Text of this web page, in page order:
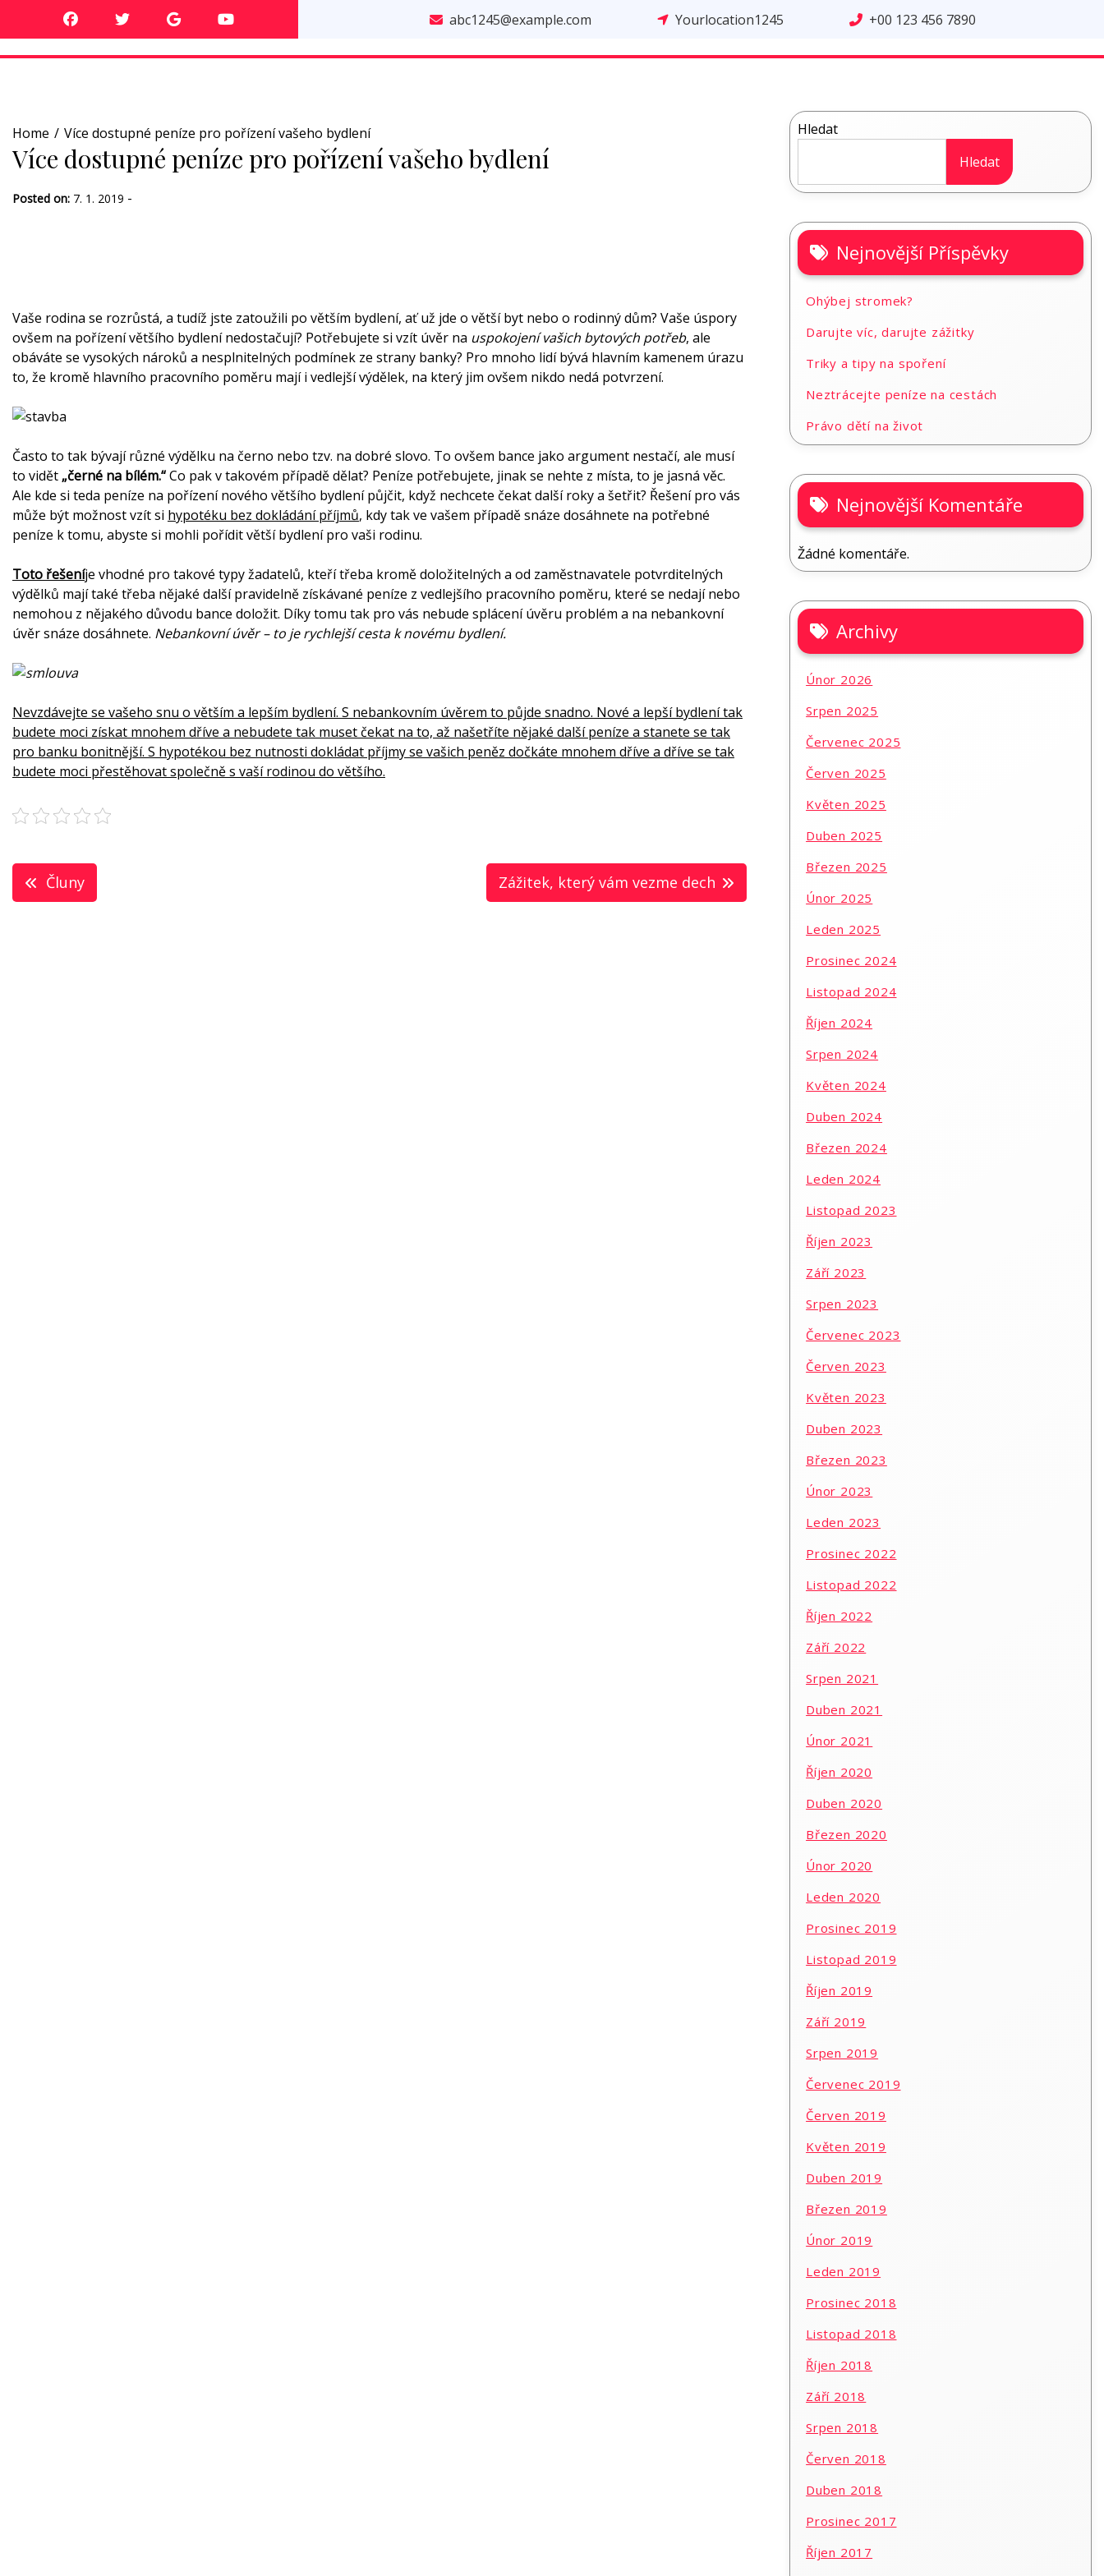
abc1245@example.com Yourlocation1245 +00 123 456 7890
Home Více dostupné peníze pro pořízení vašeho bydlení
Více dostupné peníze pro pořízení vašeho bydlení
Posted on: 7. 1. 2019 -
Vaše rodina se rozrůstá, a tudíž jste zatoužili po větším bydlení, ať už jde o větší byt nebo o rodinný dům? Vaše úspory
ovšem na pořízení většího bydlení nedostačují? Potřebujete si vzít úvěr na uspokojení vašich bytových potřeb, ale
obáváte se vysokých nároků a nesplnitelných podmínek ze strany banky? Pro mnoho lidí bývá hlavním kamenem úrazu
to, že kromě hlavního pracovního poměru mají i vedlejší výdělek, na který jim ovšem nikdo nedá potvrzení.
Často to tak bývají různé výdělku na černo nebo tzv. na dobré slovo. To ovšem bance jako argument nestačí, ale musí
to vidět „černé na bílém.“Co pak v takovém případě dělat? Peníze potřebujete, jinak se nehte z místa, to je jasná věc.
Ale kde si teda peníze na pořízení nového většího bydlení půjčit, když nechcete čekat další roky a šetřit? Řešení pro vás
může být možnost vzít si hypotéku bez dokládání příjmů, kdy tak ve vašem případě snáze dosáhnete na potřebné
peníze k tomu, abyste si mohli pořídit větší bydlení pro vaši rodinu.
Toto řešeníje vhodné pro takové typy žadatelů, kteří třeba kromě doložitelných a od zaměstnavatele potvrditelných
výdělků mají také třeba nějaké další pravidelně získávané peníze z vedlejšího pracovního poměru, které se nedají nebo
nemohou z nějakého důvodu bance doložit. Díky tomu tak pro vás nebude splácení úvěru problém a na nebankovní
úvěr snáze dosáhnete. Nebankovní úvěr – to je rychlejší cesta k novému bydlení.
Nevzdávejte se vašeho snu o větším a lepším bydlení. S nebankovním úvěrem to půjde snadno. Nové a lepší bydlení tak
budete moci získat mnohem dříve a nebudete tak muset čekat na to, až našetříte nějaké další peníze a stanete se tak
pro banku bonitnější. S hypotékou bez nutnosti dokládat příjmy se vašich peněz dočkáte mnohem dříve a dříve se tak
budete moci přestěhovat společně s vaší rodinou do většího.
Navigace
Čluny Zážitek, který vám vezme dech
Hledat
Hledat
Nejnovější Příspěvky
Ohýbej stromek?
Darujte víc, darujte zážitky
Triky a tipy na spoření
Neztrácejte peníze na cestách
Právo dětí na život
Nejnovější Komentáře
Žádné komentáře.
Archivy
Únor 2026
Srpen 2025
Červenec 2025
Červen 2025
Květen 2025
Duben 2025
Březen 2025
Únor 2025
Leden 2025
Prosinec 2024
Listopad 2024
Říjen 2024
Srpen 2024
Květen 2024
Duben 2024
Březen 2024
Leden 2024
Listopad 2023
Říjen 2023
Září 2023
Srpen 2023
Červenec 2023
Červen 2023
Květen 2023
Duben 2023
Březen 2023
Únor 2023
Leden 2023
Prosinec 2022
Listopad 2022
Říjen 2022
Září 2022
Srpen 2021
Duben 2021
Únor 2021
Říjen 2020
Duben 2020
Březen 2020
Únor 2020
Leden 2020
Prosinec 2019
Listopad 2019
Říjen 2019
Září 2019
Srpen 2019
Červenec 2019
Červen 2019
Květen 2019
Duben 2019
Březen 2019
Únor 2019
Leden 2019
Prosinec 2018
Listopad 2018
Říjen 2018
Září 2018
Srpen 2018
Červen 2018
Duben 2018
Prosinec 2017
Říjen 2017